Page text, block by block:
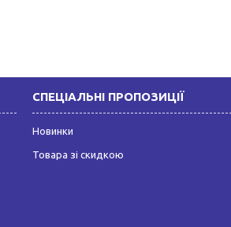
СПЕЦІАЛЬНІ ПРОПОЗИЦІЇ
Новинки
Товара зі скидкою